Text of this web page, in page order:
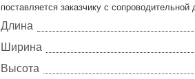
поставляется заказчику с
Длина
Ширина
Высота